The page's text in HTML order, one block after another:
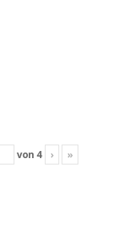
von 4 › »